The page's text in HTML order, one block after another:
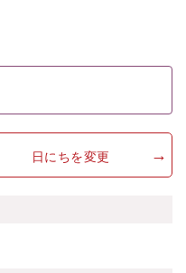
日にちを変更